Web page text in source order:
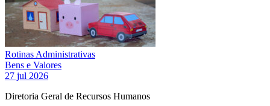
Rotinas Administrativas
Bens e Valores
27 jul 2026
Diretoria Geral de Recursos Humanos